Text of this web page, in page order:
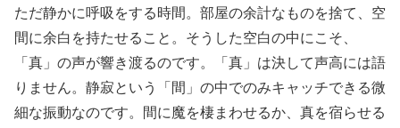
ただ静かに呼吸をする時間。部屋の余計なものを捨て、空
間に余白を持たせること。そうした空白の中にこそ、
「真」の声が響き渡るのです。「真」は決して声高には語
りません。静寂という「間」の中でのみキャッチできる微
細な振動なのです。間に魔を棲まわせるか、真を宿らせる